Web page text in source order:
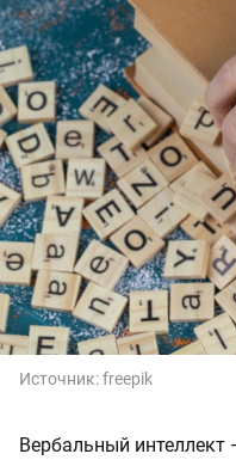
Источник:freepik
Вербальный интеллект